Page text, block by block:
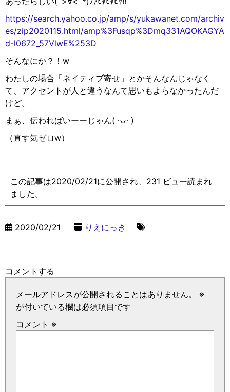
https://search.yahoo.co.jp/amp/s/yukawanet.com/archiv
es/zip2020115.html/amp%3Fusqp%3Dmq331AQOKAGYA
d-l0672_57VlwE%253D
そんなにか？！ w
わたしの場合「ネイティブ寄せ」とかそんなんじゃなく
て、アクセントが人と違うなんて思いもよらなかったんだ
けど。
まぁ、伝わればいーーじゃん( ᵕᴗᵕ )
（直す気ゼロw）
この記事は2020/02/21に公開され、231 ビュー読まれ
ました。
2020/02/21 りえにっき
コメントする
メールアドレスが公開されることはありません。
※
が付いている欄は必須項目です
コメント ※